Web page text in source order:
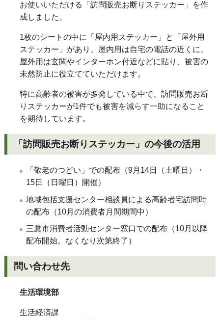
お使いいただける「訪問販売お断りステッカー」を作
成しました。
1枚のシートの中に「屋内用ステッカー」と「屋外用
ステッカー」があり、屋内用は自宅の電話の近くに、
屋外用は玄関やインターホン付近などに貼り、被害の
未然防止に役立てていただけます。
特に高齢者の被害が多発している中で、訪問販売お断
りステッカーが1件でも被害を減らす一助になること
を期待しています。
「訪問販売お断りステッカー」の今後の活用
「敬老のつどい」での配布（9月14日（土曜日）・
15日（日曜日）開催）
地域包括支援センター相談員による高齢者宅訪問時
の配布（10月の消費者月間期間中）
三鷹市消費者活動センター窓口での配布（10月以降
配布開始。なくなり次第終了）
問い合わせ先
生活環境部
生活経済課